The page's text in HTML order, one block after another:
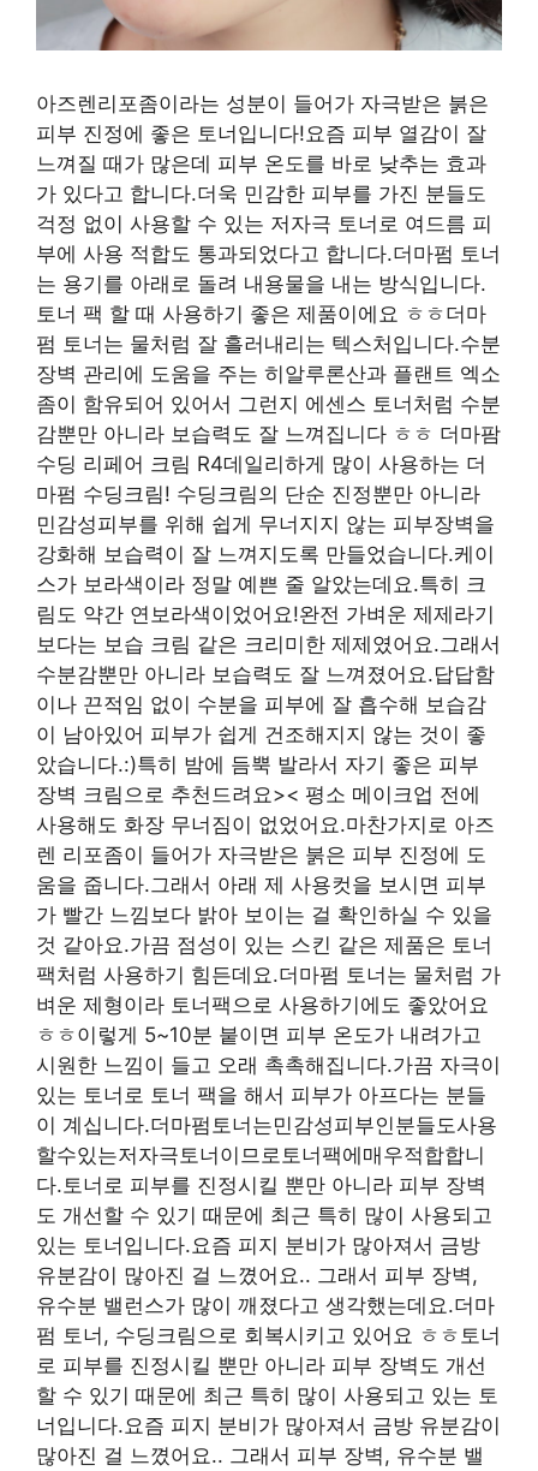
아즈렌리포좀이라는 성분이 들어가 자극받은 붉은
피부 진정에 좋은 토너입니다!요즘 피부 열감이 잘
느껴질 때가 많은데 피부 온도를 바로 낮추는 효과
가 있다고 합니다.더욱 민감한 피부를 가진 분들도
걱정 없이 사용할 수 있는 저자극 토너로 여드름 피
부에 사용 적합도 통과되었다고 합니다.더마펌 토너
는 용기를 아래로 돌려 내용물을 내는 방식입니다.
토너 팩 할 때 사용하기 좋은 제품이에요 ㅎㅎ더마
펌 토너는 물처럼 잘 흘러내리는 텍스처입니다.수분
장벽 관리에 도움을 주는 히알루론산과 플랜트 엑소
좀이 함유되어 있어서 그런지 에센스 토너처럼 수분
감뿐만 아니라 보습력도 잘 느껴집니다 ㅎㅎ 더마팜
수딩 리페어 크림 R4데일리하게 많이 사용하는 더
마펌 수딩크림! 수딩크림의 단순 진정뿐만 아니라
민감성피부를 위해 쉽게 무너지지 않는 피부장벽을
강화해 보습력이 잘 느껴지도록 만들었습니다.케이
스가 보라색이라 정말 예쁜 줄 알았는데요.특히 크
림도 약간 연보라색이었어요!완전 가벼운 제제라기
보다는 보습 크림 같은 크리미한 제제였어요.그래서
수분감뿐만 아니라 보습력도 잘 느껴졌어요.답답함
이나 끈적임 없이 수분을 피부에 잘 흡수해 보습감
이 남아있어 피부가 쉽게 건조해지지 않는 것이 좋
았습니다.:)특히 밤에 듬뿍 발라서 자기 좋은 피부
장벽 크림으로 추천드려요>< 평소 메이크업 전에
사용해도 화장 무너짐이 없었어요.마찬가지로 아즈
렌 리포좀이 들어가 자극받은 붉은 피부 진정에 도
움을 줍니다.그래서 아래 제 사용컷을 보시면 피부
가 빨간 느낌보다 밝아 보이는 걸 확인하실 수 있을
것 같아요.가끔 점성이 있는 스킨 같은 제품은 토너
팩처럼 사용하기 힘든데요.더마펌 토너는 물처럼 가
벼운 제형이라 토너팩으로 사용하기에도 좋았어요
ㅎㅎ이렇게 5~10분 붙이면 피부 온도가 내려가고
시원한 느낌이 들고 오래 촉촉해집니다.가끔 자극이
있는 토너로 토너 팩을 해서 피부가 아프다는 분들
이 계십니다.더마펌토너는민감성피부인분들도사용
할수있는저자극토너이므로토너팩에매우적합합니
다.토너로 피부를 진정시킬 뿐만 아니라 피부 장벽
도 개선할 수 있기 때문에 최근 특히 많이 사용되고
있는 토너입니다.요즘 피지 분비가 많아져서 금방
유분감이 많아진 걸 느꼈어요.. 그래서 피부 장벽,
유수분 밸런스가 많이 깨졌다고 생각했는데요.더마
펌 토너, 수딩크림으로 회복시키고 있어요 ㅎㅎ토너
로 피부를 진정시킬 뿐만 아니라 피부 장벽도 개선
할 수 있기 때문에 최근 특히 많이 사용되고 있는 토
너입니다.요즘 피지 분비가 많아져서 금방 유분감이
많아진 걸 느꼈어요.. 그래서 피부 장벽, 유수분 밸